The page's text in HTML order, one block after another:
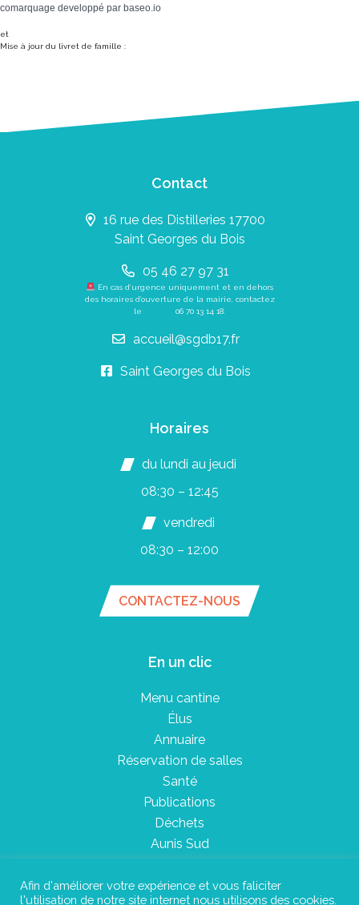
comarquage developpé par baseo.io
et
Mise à jour du livret de famille :
Contact
16 rue des Distilleries 17700
Saint Georges du Bois
05 46 27 97 31
En cas d’urgence uniquement et en dehors
des horaires d’ouverture de la mairie, contactez
le 06 70 13 14 18.
accueil@sgdb17.fr
Saint Georges du Bois
Horaires
du lundi au jeudi
08:30 – 12:45
vendredi
08:30 – 12:00
CONTACTEZ-NOUS
En un clic
Menu cantine
Élus
Annuaire
Réservation de salles
Santé
Publications
Déchets
Aunis Sud
Afin d'améliorer votre expérience et vous faliciter
l'utilisation de notre site internet nous utilisons des cookies.